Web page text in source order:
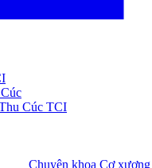
Cúc TCI
Chuyên khoa Cơ